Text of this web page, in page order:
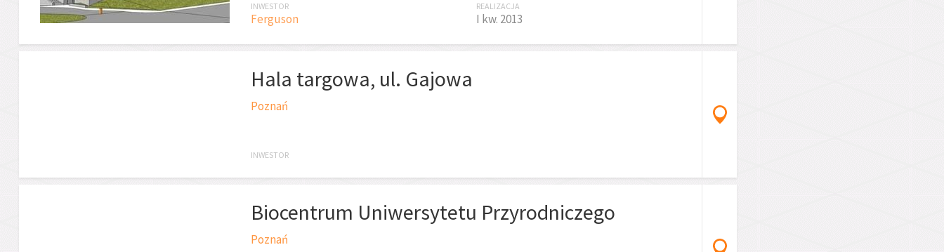
INWESTOR
Ferguson
REALIZACJA
I kw. 2013
Hala targowa, ul. Gajowa
Poznań
INWESTOR
Biocentrum Uniwersytetu Przyrodniczego
Poznań